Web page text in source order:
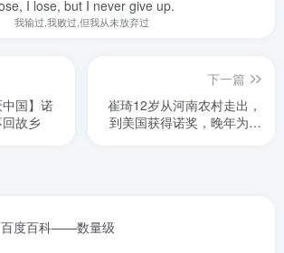
I lose, but I never give up.
我输过,我败过,但我从未放弃过
中国】诺
故乡
下一篇
崔琦12岁从河南农村走出，
到美国获得诺奖，晚年为何
百度百科——数量级